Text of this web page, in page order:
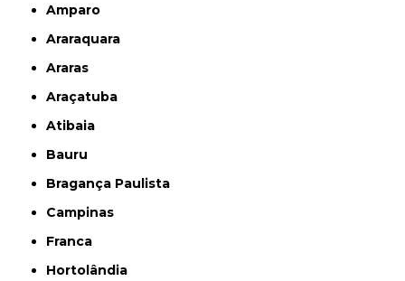
Amparo
Araraquara
Araras
Araçatuba
Atibaia
Bauru
Bragança Paulista
Campinas
Franca
Hortolândia